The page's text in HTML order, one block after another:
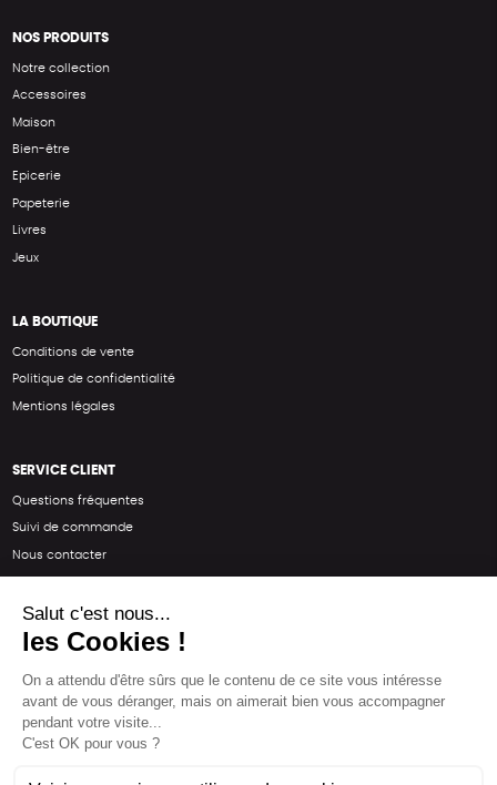
NOS PRODUITS
Notre collection
Accessoires
Maison
Bien-être
Epicerie
Papeterie
Livres
Jeux
LA BOUTIQUE
Conditions de vente
Politique de confidentialité
Mentions légales
SERVICE CLIENT
Questions fréquentes
Suivi de commande
Nous contacter
SUIVEZ-NOUS